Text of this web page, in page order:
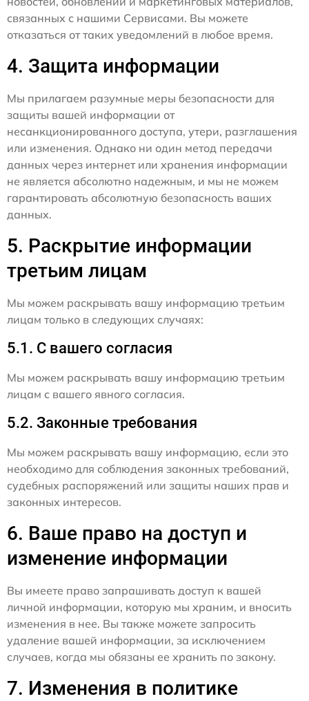
связанных с нашими Сервисами. Вы можете
отказаться от таких уведомлений в любое время.
4. Защита информации
Мы прилагаем разумные меры безопасности для
защиты вашей информации от
несанкционированного доступа, утери, разглашения
или изменения. Однако ни один метод передачи
данных через интернет или хранения информации
не является абсолютно надежным, и мы не можем
гарантировать абсолютную безопасность ваших
данных.
5. Раскрытие информации
третьим лицам
Мы можем раскрывать вашу информацию третьим
лицам только в следующих случаях:
5.1. С вашего согласия
Мы можем раскрывать вашу информацию третьим
лицам с вашего явного согласия.
5.2. Законные требования
Мы можем раскрывать вашу информацию, если это
необходимо для соблюдения законных требований,
судебных распоряжений или защиты наших прав и
законных интересов.
6. Ваше право на доступ и
изменение информации
Вы имеете право запрашивать доступ к вашей
личной информации, которую мы храним, и вносить
изменения в нее. Вы также можете запросить
удаление вашей информации, за исключением
случаев, когда мы обязаны ее хранить по закону.
7. Изменения в политике